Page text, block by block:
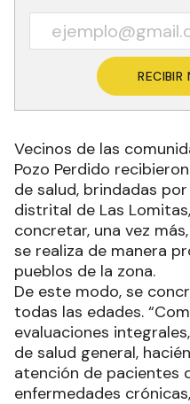
RECIBIR
Vecinos de las
Pozo Perdido
de salud, brindadas
distrital de Las
concretar, una vez
se realiza de manera
pueblos de la zona.
De este modo, se
todas las edades.
evaluaciones
de salud general,
atención de pacientes
enfermedades